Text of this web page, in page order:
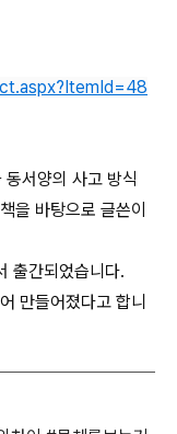
서양의 사고 방식
을 바탕으로 글쓴이
출간되었습니다.
만들어졌다고 합니